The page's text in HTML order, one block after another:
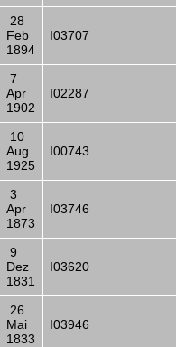
28
Feb
1894
I03707
7
Apr
1902
I02287
10
Aug
1925
I00743
3
Apr
1873
I03746
9
Dez
1831
I03620
26
Mai
1833
I03946